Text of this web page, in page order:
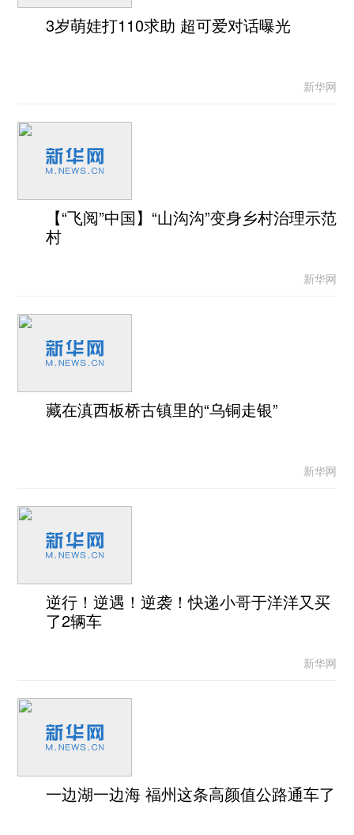
3岁萌娃打110求助 超可爱对话曝光
新华网
【“飞阅”中国】“山沟沟”变身乡村治理示范
村
新华网
藏在滇西板桥古镇里的“乌铜走银”
新华网
逆行！逆遇！逆袭！快递小哥于洋洋又买
了2辆车
新华网
一边湖一边海 福州这条高颜值公路通车了